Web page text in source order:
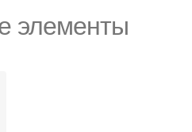
элементы